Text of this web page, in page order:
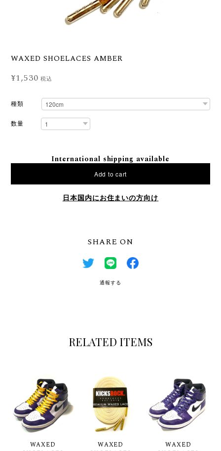
WAXED SHOELACES AMBER
¥1,530 税込
種類
数量
International shipping available
Add to cart
日本国内にお住まいの方向け
SHARE ON
通報する
RELATED ITEMS
WAXED
WAXED
WAXED